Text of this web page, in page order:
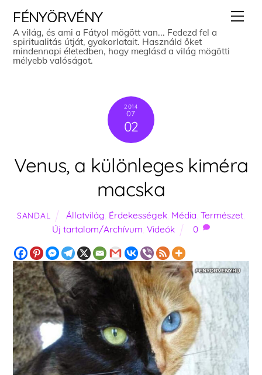
content
FÉNYÖRVÉNY
A világ, és ami a Fátyol mögött van... Fedezd fel a
spiritualitás útját, gyakorlatait. Használd őket
mindennapi életedben, hogy meglásd a világ mögötti
mélyebb valóságot.
2014
07
02
Venus, a különleges kiméra
macska
SANDAL Állatvilág Érdekességek, Média Természet,
Új tartalom/Archívum ,Videók 0